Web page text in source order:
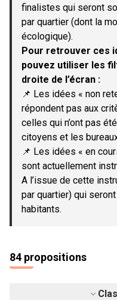
finalistes qui seront
par quartier (dont la
écologique).
Pour retrouver ces
pouvez utiliser les
droite de l’écran :
📌 Les idées « non
répondent pas aux
celles qui n’ont pas
citoyens et les
📌 Les idées « en
sont actuellement
A l’issue de cette
par quartier) qui
habitants.
84 propositions